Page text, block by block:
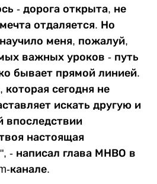
- дорога открыта, не
отдаляется. Но
меня, пожалуй,
важных уроков - путь
бывает прямой линией.
которая сегодня не
искать другую и
впоследствии
настоящая
- написал глава МНВО в
канале.